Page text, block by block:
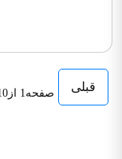
قبلی صفحه1 از10